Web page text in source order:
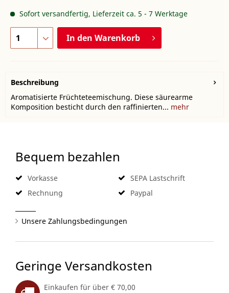
Sofort versandfertig, Lieferzeit ca. 5 - 7 Werktage
In den Warenkorb
Beschreibung
Aromatisierte Früchteteemischung. Diese säurearme
Komposition besticht durch den raffinierten... mehr
Bequem bezahlen
Vorkasse
Rechnung
SEPA Lastschrift
Paypal
Unsere Zahlungsbedingungen
Geringe Versandkosten
Einkaufen für über € 70,00